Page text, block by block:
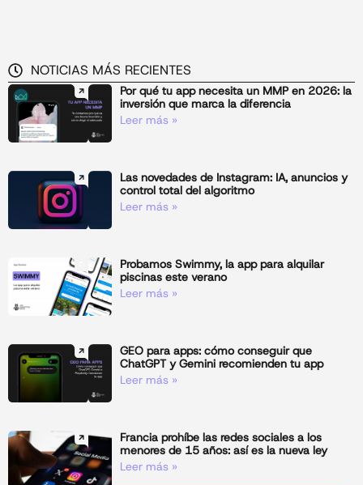
NOTICIAS MÁS RECIENTES
Por qué tu app necesita un MMP en 2026: la
inversión que marca la diferencia
Leer más »
Las novedades de Instagram: IA, anuncios y
control total del algoritmo
Leer más »
Probamos Swimmy, la app para alquilar
piscinas este verano
Leer más »
GEO para apps: cómo conseguir que
ChatGPT y Gemini recomienden tu app
Leer más »
Francia prohíbe las redes sociales a los
menores de 15 años: así es la nueva ley
Leer más »